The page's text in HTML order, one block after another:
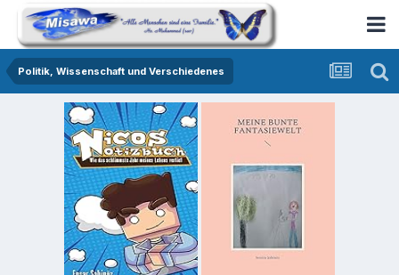
Politik, Wissenschaft und Verschiedenes